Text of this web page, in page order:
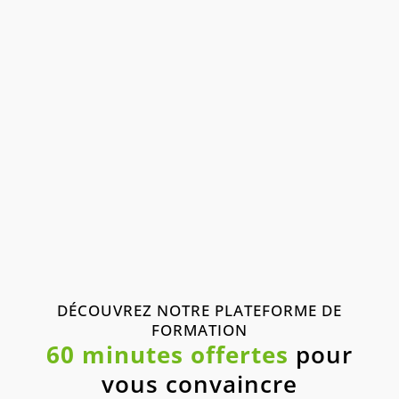
DÉCOUVREZ NOTRE PLATEFORME DE
FORMATION
60 minutes offertes pour
vous convaincre